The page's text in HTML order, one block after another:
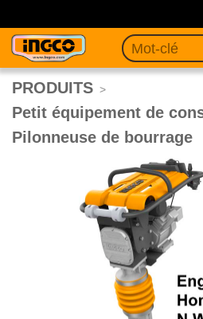
PRODUITS >
Petit équipement de
Pilonneuse de bourrage